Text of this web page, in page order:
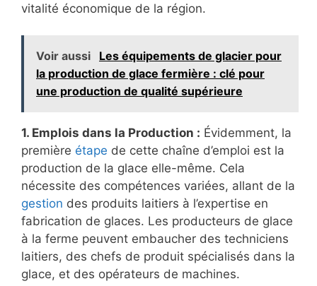
vitalité économique de la région.
Voir aussi
Les équipements de glacier pour
la production de glace fermière : clé pour
une production de qualité supérieure
1. Emplois dans la Production : Évidemment, la
première étape de cette chaîne d’emploi est la
production de la glace elle-même. Cela
nécessite des compétences variées, allant de la
gestion des produits laitiers à l’expertise en
fabrication de glaces. Les producteurs de glace
à la ferme peuvent embaucher des techniciens
laitiers, des chefs de produit spécialisés dans la
glace, et des opérateurs de machines.